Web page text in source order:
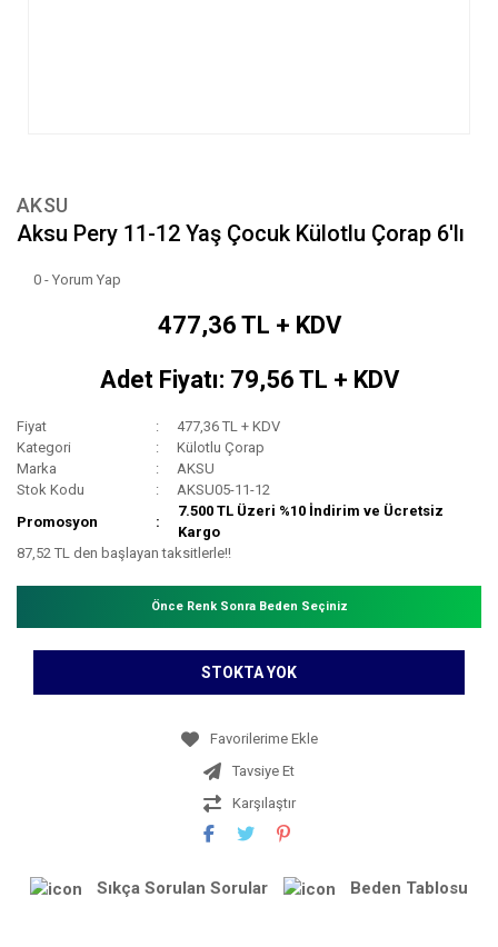
AKSU
Aksu Pery 11-12 Yaş Çocuk Külotlu Çorap 6'lı
0 - Yorum Yap
477,36 TL + KDV
Adet Fiyatı: 79,56 TL + KDV
Fiyat
477,36 TL + KDV
Kategori
Külotlu Çorap
Marka
AKSU
Stok Kodu
AKSU05-11-12
Promosyon
7.500 TL Üzeri %10 İndirim ve Ücretsiz
Kargo
87,52 TL den başlayan taksitlerle!!
Önce Renk Sonra Beden Seçiniz
STOKTA YOK
Tavsiye Et
Karşılaştır
Sıkça Sorulan Sorular Beden Tablosu